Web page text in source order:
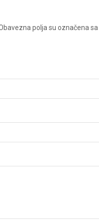
polja su označena sa